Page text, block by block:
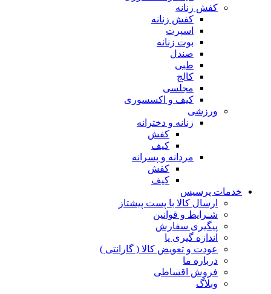
کفش زنانه
کفش زنانه
اسپرت
بوت زنانه
مجلسی
کیف و اکسسوری
ورزشی
زنانه و دخترانه
مردانه و پسرانه
پرسیس
ارسال کالا با پست پیشتاز
شـرایط و قوانین
پیگیری سفارش
اندازه گیری پا
عودت و تعویض کالا ( گارانتی )
درباره ما
فروش اقساطی